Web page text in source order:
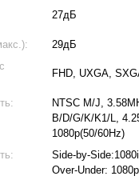
27дБ
29дБ
FHD, UXGA,
NTSC M/J,
B/D/G/K/K1/L,
1080p(50/60Hz)
Side-by-
Over-Under: